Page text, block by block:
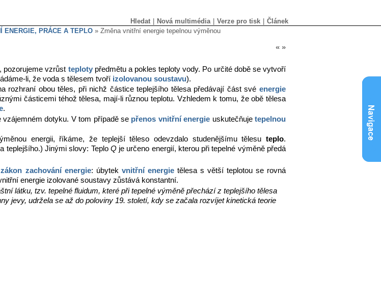
Hledat Nová multimédia Verze pro tisk
Článek
ENERGIE, PRÁCE A TEPLO » Změna vnitřní energie tepelnou výměnou
« »
pozorujeme vzrůst teplotypředmětu a pokles teploty vody. Po určité době se vytvoří
li, že voda s tělesem tvoří izolovanou soustavu).
rozhraní obou těles, při nichž částice teplejšího tělesa předávají část svéenergie
částicemi téhož tělesa, mají-li různou teplotu. Vzhledem k tomu, že obě tělesa
.
dotyku. V tom případě se přenos vnitřní energie uskutečňujetepelnou
energii, říkáme, že teplejší těleso odevzdalo studenějšímu tělesu teplo.
teplejšího.) Jinými slovy: Teplo Qje určeno energií, kterou při tepelné výměně předá
zákon zachování energie: úbytek vnitřní energietělesa s větší teplotou se rovná
energie izolované soustavy zůstává konstantní.
látku, tzv. tepelné fluidum, které při tepelné výměně přechází z teplejšího tělesa
jevy, udržela se až do poloviny 19. století, kdy se začala rozvíjet kinetická teorie